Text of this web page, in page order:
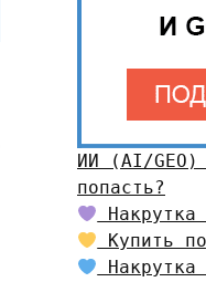
ИИ (AI/
попасть?
Накрутка
Купить
Накрутка